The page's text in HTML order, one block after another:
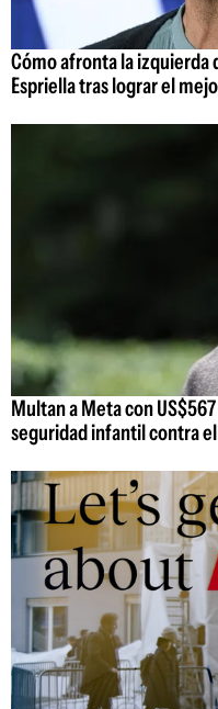
Cómo afronta la izquierda
Espriella tras lograr el
Multan a Meta con
seguridad infantil contra